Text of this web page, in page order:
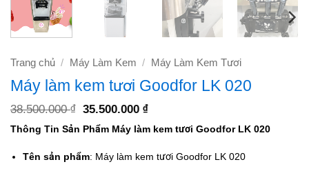
Trang chủ / Máy Làm Kem / Máy Làm Kem Tươi
Máy làm kem tươi Goodfor LK 020
38.500.000₫
Giá
là:
35.500.000₫Giá
tại
35.500.000 ₫.
Thông Tin Sản Phẩm Máy làm kem tươi Goodfor LK 020
Tên sản phẩm: Máy làm kem tươi Goodfor LK 020